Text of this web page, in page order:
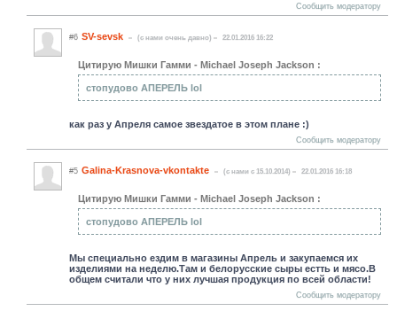
Сообщить модератору
#6 SV-sevsk (c нами очень давно) 22.01.2016 16:22
Цитирую Мишки Гамми - Michael Joseph Jackson :
стопудово АПЕРЕЛЬ lol
как раз у Апреля самое звездатое в этом плане :)
Сообщить модератору
#5 Galina-Krasnova-vkontakte (c нами с 15.10.2014) 22.01.2016 16:18
Цитирую Мишки Гамми - Michael Joseph Jackson :
стопудово АПЕРЕЛЬ lol
Мы специально ездим в магазины Апрель и закупаемся их
изделиями на неделю.Там и белорусские сыры естть и мясо.В
общем считали что у них лучшая продукция по всей области!
Сообщить модератору